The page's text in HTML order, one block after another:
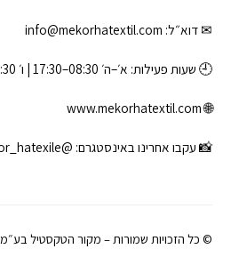
✉ דוא״ל: info@mekorhatextil.com
🕘 שעות פעילות: א׳–ה׳ 08:30–17:30 | ו׳ 08:30–12:00
🌐
www.mekorhatextil.com
📸 עקבו אחרינו באינסטגרם: @makor_hatexile
© כל הזכויות שמורות – מקור הטקסטיל בע״מ